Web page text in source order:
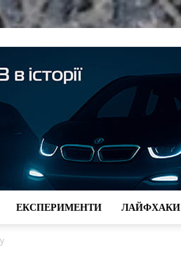
ЕКСПЕРИМЕНТИ ЛАЙФХАКИ